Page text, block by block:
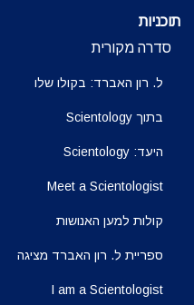
תוכניות
סדרה מקורית
ל. רון האברד: בקולו שלו
בתוך Scientology
היעד: Scientology
Meet a Scientologist
קולות למען האנושות
ספריית ל. רון האברד מציגה
I am a Scientologist